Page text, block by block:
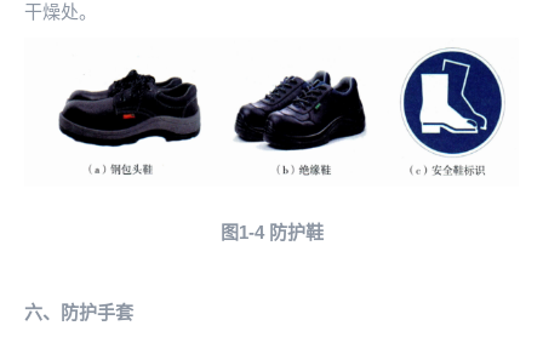
干燥处。
图1-4 防护鞋
六、防护手套